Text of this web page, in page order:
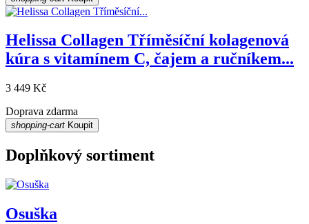
Helissa Collagen Tříměsíční kolagenová
kúra s vitamínem C, čajem a ručníkem...
3 449 Kč
Doprava zdarma
shopping-cart Koupit
Doplňkový sortiment
Osuška